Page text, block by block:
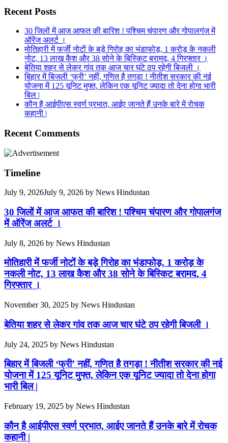
Recent Posts
30 जिलों में आज आफत की बारिश ! पश्चिम चंपारण और गोपालगंज में
ऑरेंज अलर्ट ।
मोतिहारी में फर्जी नोटों के बड़े गिरोह का भंडाफोड़, 1 करोड़ के नकली
नोट, 13 लाख कैश और 38 सोने के बिस्किट बरामद, 4 गिरफ्तार ।
बेतिया शहर से लेकर गांव तक आज चार घंटे ठप रहेगी बिजली ।
बिहार में बिजली ‘फ्री’ नहीं, गणित है तगड़ा ! नीतीश सरकार की नई
योजना में 125 यूनिट मुफ्त, लेकिन एक यूनिट ज्यादा तो देना होगा भारी
बिल |
कौन है आईपीएस स्वर्ण प्रभात, आईए जानते हैं उनके बारे में रोचक
कहानी |
Recent Comments
Timeline
July 9, 2026July 9, 2026 by News Hindustan
30 जिलों में आज आफत की बारिश ! पश्चिम चंपारण और गोपालगंज
में ऑरेंज अलर्ट ।
July 8, 2026 by News Hindustan
मोतिहारी में फर्जी नोटों के बड़े गिरोह का भंडाफोड़, 1 करोड़ के
नकली नोट, 13 लाख कैश और 38 सोने के बिस्किट बरामद, 4
गिरफ्तार ।
November 30, 2025 by News Hindustan
बेतिया शहर से लेकर गांव तक आज चार घंटे ठप रहेगी बिजली ।
July 24, 2025 by News Hindustan
बिहार में बिजली ‘फ्री’ नहीं, गणित है तगड़ा ! नीतीश सरकार की नई
योजना में 125 यूनिट मुफ्त, लेकिन एक यूनिट ज्यादा तो देना होगा
भारी बिल |
February 19, 2025 by News Hindustan
कौन है आईपीएस स्वर्ण प्रभात, आईए जानते हैं उनके बारे में रोचक
कहानी |